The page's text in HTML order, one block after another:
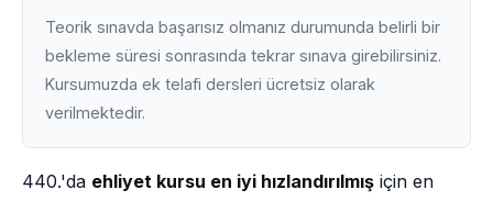
Teorik sınavda başarısız olmanız durumunda belirli bir
bekleme süresi sonrasında tekrar sınava girebilirsiniz.
Kursumuzda ek telafi dersleri ücretsiz olarak
verilmektedir.
440.'da ehliyet kursu en iyi hızlandırılmış için en